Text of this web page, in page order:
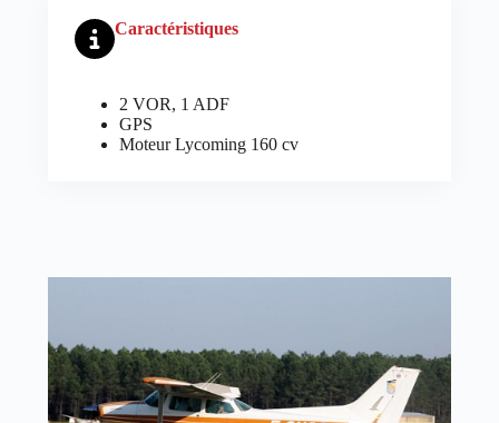
Caractéristiques
2 VOR, 1 ADF
GPS
Moteur Lycoming 160 cv